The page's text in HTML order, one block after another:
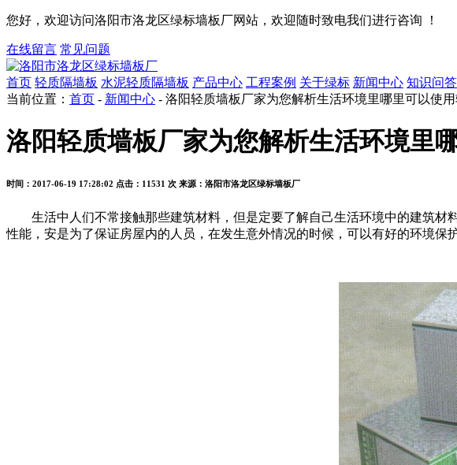
您好，欢迎访问洛阳市洛龙区绿标墙板厂网站，欢迎随时致电我们进行咨询 ！
在线留言 常见问题
首页 轻质隔墙板 水泥轻质隔墙板 产品中心 工程案例 关于绿标 新闻中心 知识问答
当前位置： 首页 - 新闻中心 - 洛阳轻质墙板厂家为您解析生活环境里哪里可以使
洛阳轻质墙板厂家为您解析生活环境里
时间：2017-06-19 17:28:02 点击：11531 次 来源：洛阳市洛龙区绿标墙板厂
生活中人们不常接触那些建筑材料，但是定要了解自己生活环境中的建筑材
性能，安是为了保证房屋内的人员，在发生意外情况的时候，可以有好的环境保护